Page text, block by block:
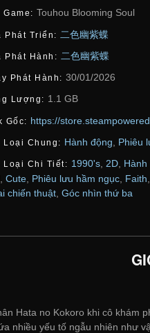
Game: Touhou Blooming Soul
Phát Triển: 二色幽紫蝶
Phát Hành: 二色幽紫蝶
Phát Hành: 30/01/2026
Lượng: 1.1 GB
Gốc: https://
Loại Chung: Hành động Phiêu
Loại Chi Tiết: 1990's, 2D, Hành
Cute Phiêu lưu hầm ngục Faith
chiến thuật Góc nhìn thứ ba
Hata no Kokoro khi cô khám
nhiều yếu tố ngẫu nhiên như